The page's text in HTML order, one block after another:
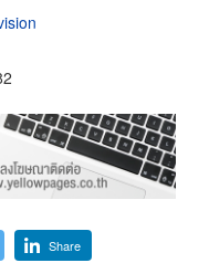
Share